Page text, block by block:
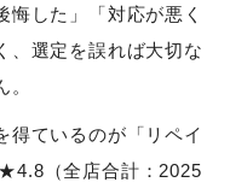
悔した」「対応が悪く
、選定を誤れば大切な
得ているのが「リペイ
（全店合計：2025